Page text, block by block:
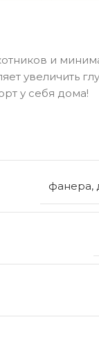
и
увеличить
у себя дома!
фанера,